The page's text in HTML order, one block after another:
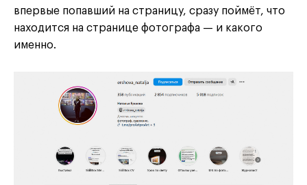
впервые попавший на страницу, сразу поймёт, что
находится на странице фотографа — и какого
именно.